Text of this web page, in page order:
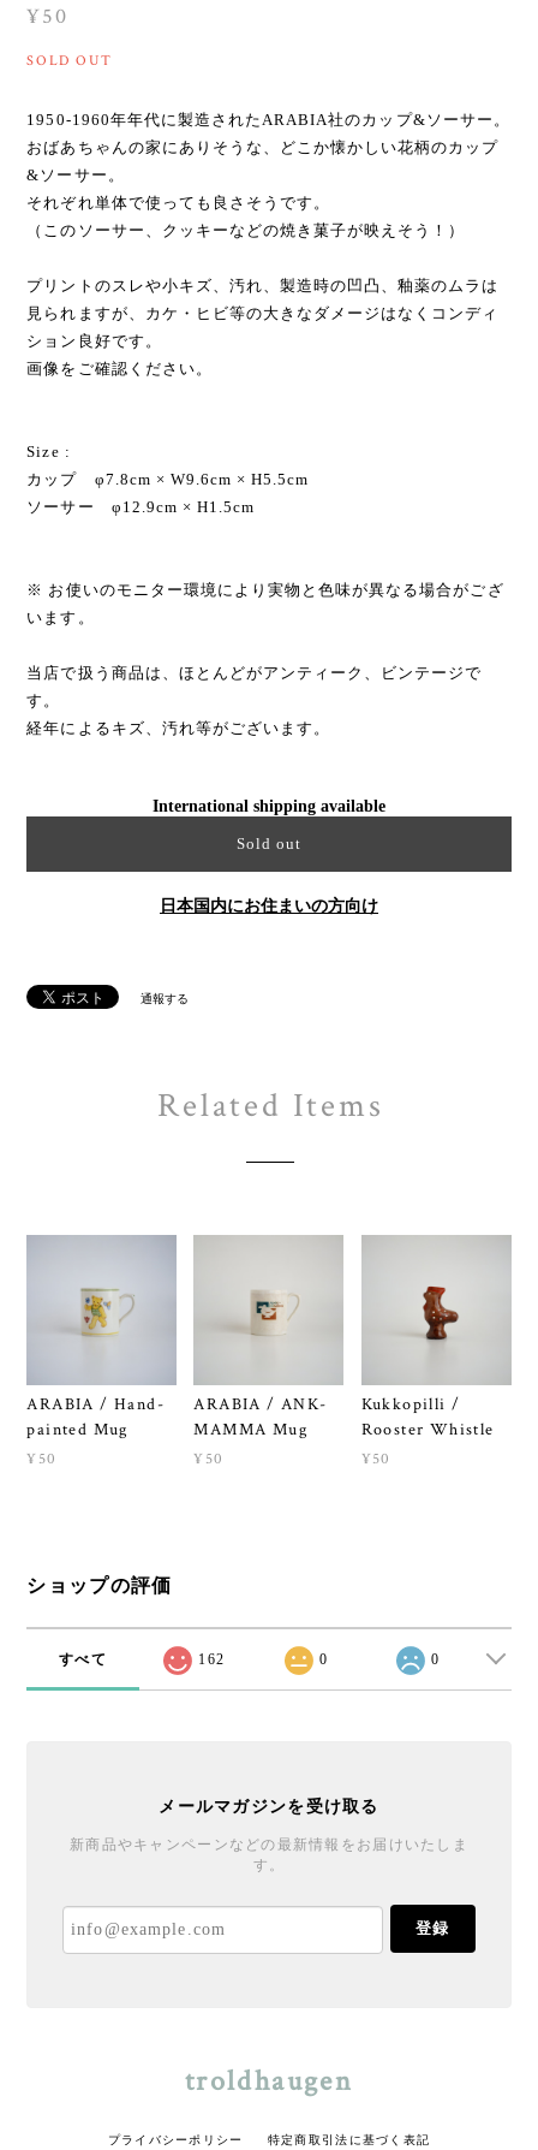
¥50
SOLD OUT
1950-1960年年代に製造されたARABIA社のカップ&ソーサー。
おばあちゃんの家にありそうな、どこか懐かしい花柄のカップ
&ソーサー。
それぞれ単体で使っても良さそうです。
（このソーサー、クッキーなどの焼き菓子が映えそう！）
プリントのスレや小キズ、汚れ、製造時の凹凸、釉薬のムラは
見られますが、カケ・ヒビ等の大きなダメージはなくコンディ
ション良好です。
画像をご確認ください。
Size :
カップ φ7.8cm × W9.6cm × H5.5cm
ソーサー φ12.9cm × H1.5cm
※ お使いのモニター環境により実物と色味が異なる場合がござ
います。
当店で扱う商品は、ほとんどがアンティーク、ビンテージで
す。
経年によるキズ、汚れ等がございます。
International shipping available
Sold out
日本国内にお住まいの方向け
通報する
Related Items
ARABIA / Hand-
painted Mug
¥50
ARABIA / ANK-
MAMMA Mug
¥50
Kukkopilli /
Rooster Whistle
¥50
ショップの評価
すべて 162 0 0
メールマガジンを受け取る
新商品やキャンペーンなどの最新情報をお届けいたしま
す。
登録
troldhaugen
プライバシーポリシー 特定商取引法に基づく表記